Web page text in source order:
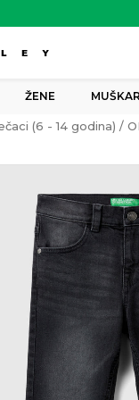
ŽENE
(6 - 14 godina)